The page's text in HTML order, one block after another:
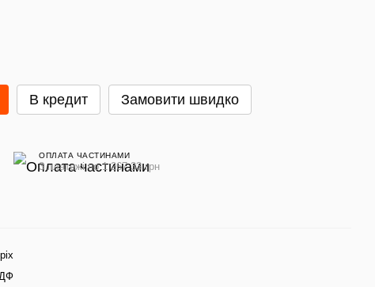
В кредит Замовити швидко
ОПЛАТА ЧАСТИНАМИ
3 платежі по 1 267.33 грн